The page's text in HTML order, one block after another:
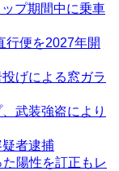
プ期間中に乗車
行便を2027年開
げによる窓ガラ
武装強盗により
者逮捕
陽性を訂正もレ